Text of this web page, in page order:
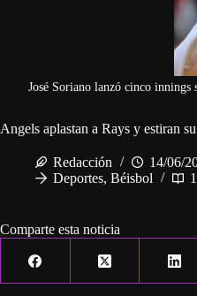
José Soriano lanzó cinco innings
Angels aplastan a Rays y estiran
Redacción
14/06/
Deportes, Béisbol
Comparte esta noticia